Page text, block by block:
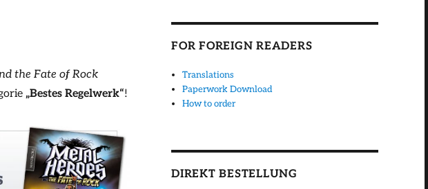
the Fate of Rock
„Bestes Regelwerk“!
FOR FOREIGN READERS
Translations
Paperwork Download
How to order
DIREKT BESTELLUNG